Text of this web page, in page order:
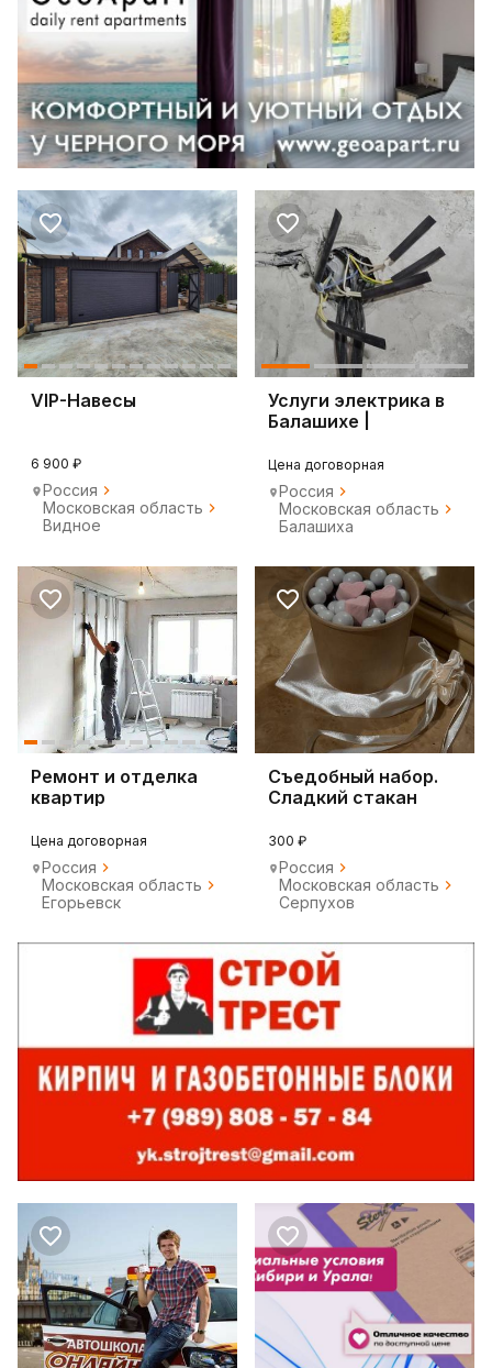
VIP-Навесы
6 900 ₽
Россия
Московская область
Видное
Услуги электрика в
Балашихе |
любой
Цена договорная
Россия
Московская область
Балашиха
Ремонт и отделка
квартир
Цена договорная
Россия
Московская область
Егорьевск
Съедобный набор.
Сладкий стакан
300 ₽
Россия
Московская область
Серпухов